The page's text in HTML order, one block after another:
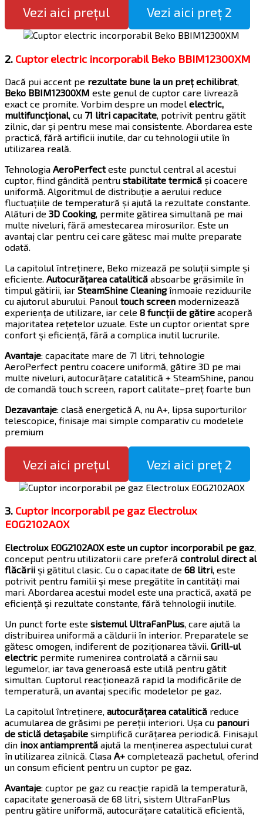
Vezi aici prețul Vezi aici preț 2
2. Cuptor electric incorporabil Beko BBIM12300XM
Dacă pui accent pe rezultate bune la un preț echilibrat,
Beko BBIM12300XM este genul de cuptor care livrează
exact ce promite. Vorbim despre un model electric,
multifuncțional, cu 71 litri capacitate, potrivit pentru gătit
zilnic, dar și pentru mese mai consistente. Abordarea este
practică, fără artificii inutile, dar cu tehnologii utile în
utilizarea reală.
Tehnologia AeroPerfecteste punctul central al acestui
cuptor, fiind gândită pentru stabilitate termică și coacere
uniformă. Algoritmul de distribuție a aerului reduce
fluctuațiile de temperatură și ajută la rezultate constante.
Alături de 3D Cooking, permite gătirea simultană pe mai
multe niveluri, fără amestecarea mirosurilor. Este un
avantaj clar pentru cei care gătesc mai multe preparate
odată.
La capitolul întreținere, Beko mizează pe soluții simple și
eficiente. Autocurățarea catalitică absoarbe grăsimile în
timpul gătirii, iar SteamShine Cleaningînmoaie reziduurile
cu ajutorul aburului. Panoul touch screen modernizează
experiența de utilizare, iar cele 8 funcții de gătire acoperă
majoritatea rețetelor uzuale. Este un cuptor orientat spre
confort și eficiență, fără a complica inutil lucrurile.
Avantaje: capacitate mare de 71 litri, tehnologie
AeroPerfect pentru coacere uniformă, gătire 3D pe mai
multe niveluri, autocurățare catalitică + SteamShine, panou
de comandă touch screen, raport calitate–preț foarte bun
Dezavantaje: clasă energetică A, nu A+, lipsa suporturilor
telescopice, finisaje mai simple comparativ cu modelele
premium
Vezi aici prețul Vezi aici preț 2
3. Cuptor incorporabil pe gaz Electrolux
EOG2102AOX
Electrolux EOG2102AOX este un cuptor incorporabil pe gaz,
conceput pentru utilizatorii care preferă controlul direct al
flăcării și gătitul clasic. Cu o capacitate de 68 litri, este
potrivit pentru familii și mese pregătite în cantități mai
mari. Abordarea acestui model este una practică, axată pe
eficiență și rezultate constante, fără tehnologii inutile.
Un punct forte este sistemul UltraFanPlus, care ajută la
distribuirea uniformă a căldurii în interior. Preparatele se
gătesc omogen, indiferent de poziționarea tăvii. Grill-ul
electric permite rumenirea controlată a cărnii sau
legumelor, iar tava generoasă este utilă pentru gătit
simultan. Cuptorul reacționează rapid la modificările de
temperatură, un avantaj specific modelelor pe gaz.
La capitolul întreținere, autocurățarea catalitică reduce
acumularea de grăsimi pe pereții interiori. Ușa cu panouri
de sticlă detașabile simplifică curățarea periodică. Finisajul
din inox antiamprentă ajută la menținerea aspectului curat
în utilizarea zilnică. Clasa A+ completează pachetul, oferind
un consum eficient pentru un cuptor pe gaz.
Avantaje: cuptor pe gaz cu reacție rapidă la temperatură,
capacitate generoasă de 68 litri, sistem UltraFanPlus
pentru gătire uniformă, autocurățare catalitică eficientă,